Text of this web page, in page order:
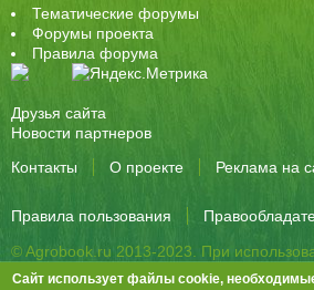
Тематические форумы
Форумы проекта
Правила форума
Друзья сайта
Новости партнеров
Контакты
О проекте Реклама на
Правила пользования
© Agrobook.ru 2013-2023. При
активная ссылка на публикацию
Сайт использует файлы cookie,